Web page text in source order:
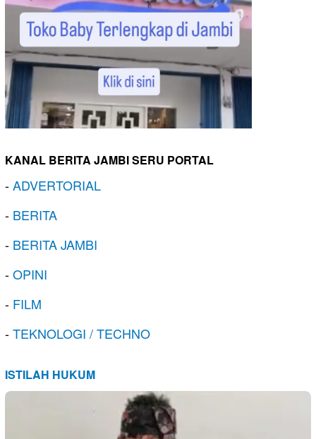
KANAL BERITA JAMBI SERU PORTAL
-ADVERTORIAL
- BERITA
- BERITA JAMBI
-OPINI
- FILM
-TEKNOLOGI / TECHNO
ISTILAH HUKUM